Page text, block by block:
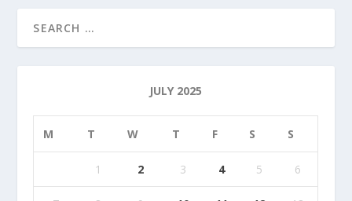
JULY 2025
M T W T F S S
1 2 3 4 5 6